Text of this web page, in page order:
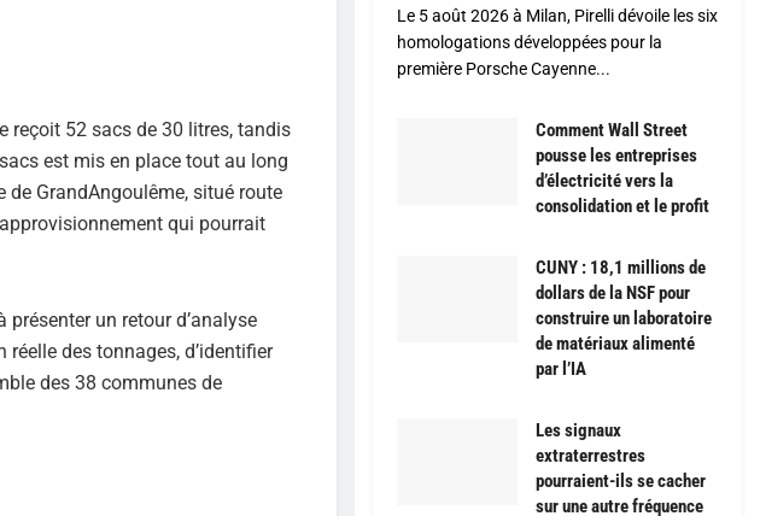
reçoit 52 sacs de 30 litres, tandis
est mis en place tout au long
de GrandAngoulême, situé route
qui pourrait
présenter un retour d’analyse
des tonnages, d’identifier
des 38 communes de
Le 5 août 2026 à Milan, Pirelli dévoile les six
homologations développées pour la
première Porsche Cayenne...
Comment Wall Street
pousse les entreprises
d’électricité vers la
consolidation et le profit
CUNY : 18,1 millions de
dollars de la NSF pour
construire un laboratoire
de matériaux alimenté
par l’IA
Les signaux
extraterrestres
pourraient-ils se cacher
sur une autre fréquence